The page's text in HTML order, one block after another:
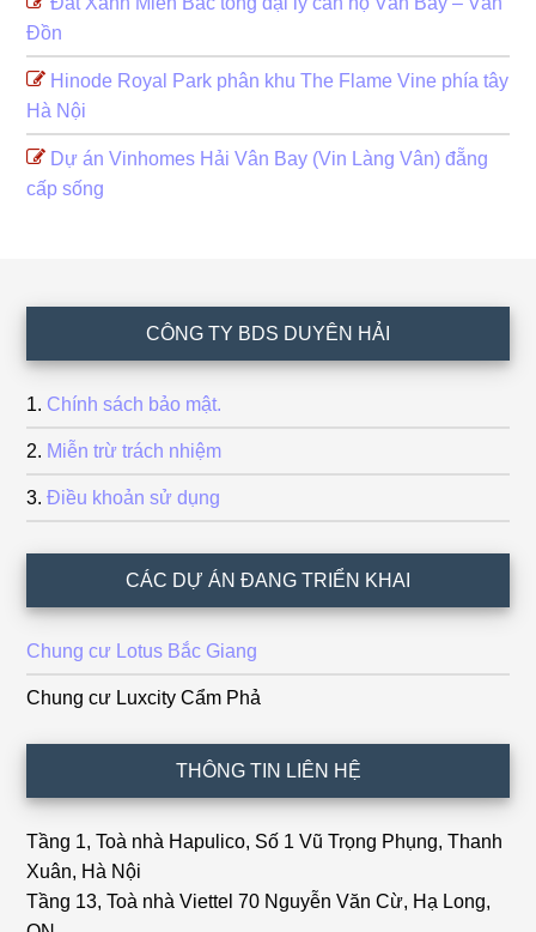
Đồn
Hinode Royal Park phân khu The Flame Vine phía tây
Hà Nội
Dự án Vinhomes Hải Vân Bay (Vin Làng Vân) đẵng
cấp sống
CÔNG TY BDS DUYÊN HẢI
Chính sách bảo mật.
Miễn trừ trách nhiệm
Điều khoản sử dụng
CÁC DỰ ÁN ĐANG TRIỂN KHAI
Chung cư Lotus Bắc Giang
Chung cư Luxcity Cẩm Phả
THÔNG TIN LIÊN HỆ
Tầng 1, Toà nhà Hapulico, Số 1 Vũ Trọng Phụng, Thanh
Xuân, Hà Nội
Tầng 13, Toà nhà Viettel 70 Nguyễn Văn Cừ, Hạ Long,